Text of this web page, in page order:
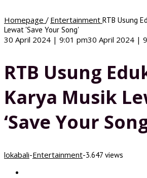
Homepage / Entertainment RTB Usung
Lewat 'Save Your Song'
30 April 2024 | 9:01 pm30 April 2024 |
RTB Usung
Karya Musik
‘Save Your
lokabali-Entertainment-3.647 views